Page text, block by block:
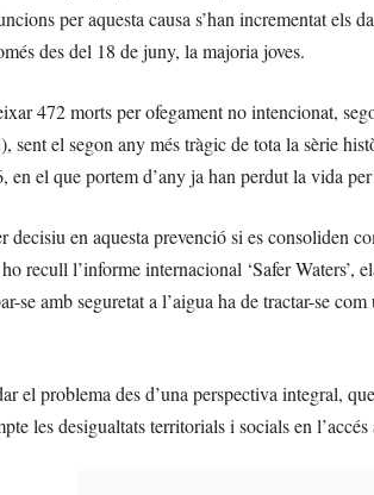
per aquesta causa s’han incrementat els
des del 18 de juny, la majoria joves.
472 morts per ofegament no intencionat,
sent el segon any més tràgic de tota la sèrie
el que portem d’any ja han perdut la vida per
en aquesta prevenció si es consoliden
recull l’informe internacional ‘Safer
se amb seguretat a l’aigua ha de tractar-se
el problema des d’una perspectiva integral,
les desigualtats territorials i socials en